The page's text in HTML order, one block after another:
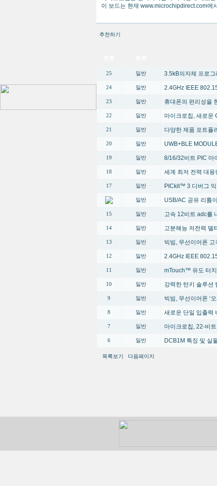
이 보드는 현재 www.microchipdirect.com에
추천하기
25 일반 3.5kB의자체 프로
24 일반 2.4GHz IEEE
23 일반 휴대폰의 편리성을
22 일반 마이크로칩, 새로운
21 일반 다양한 제품 포트폴
20 일반 UWB+BLE
19 일반 8/16/32비트 PIC 마
18 일반 세계 최저 전력 대
17 일반 PICkit™ 3 디버그
일반 USB/AC 공유 리튬
15 일반 고속 12비트 adc를
14 일반 고분해능 저전력 델
13 일반 빅빔, 무선이어폰 고
12 일반 2.4GHz IEEE
11 일반 mTouch™ 유도 터
10 일반 강력한 턴키 솔루션
9 일반 빅빔, 무선이어폰 ‘
8 일반 새로운 단일 입출력
7 일반 마이크로칩, 22-비
6 일반 DCB1M 특징 및 실
목록보기 다음페이지